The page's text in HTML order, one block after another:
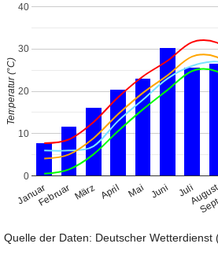
JanuarFebruar März April Mai Juni Juli
0
10
20
30
40
Temperatur (°C)
Quelle der Daten: Deutscher Wetterdienst